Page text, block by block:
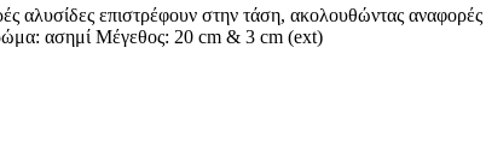
επιστρέφουν στην τάση, ακολουθώντας αναφορές
ασημί Μέγεθος: 20 cm & 3 cm (ext)